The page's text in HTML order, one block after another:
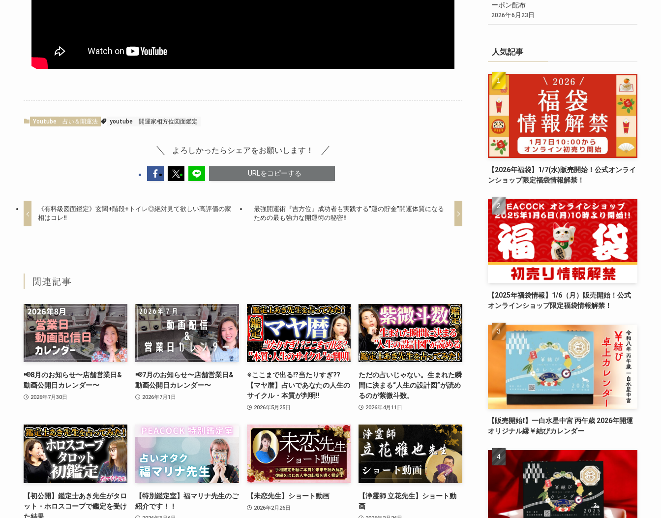
Youtube 占い＆開運法 youtube 開運家相方位図面鑑定
よろしかったらシェアをお願いします！
URLをコピーする
《有料級図面鑑定》玄関+階段+トイレ◎絶対見て欲しい高評価の家
相はコレ‼️
最強開運術『吉方位』成功者も実践する”運の貯金”開運体質になる
ための最も強力な開運術の秘密‼️
関連記事
📢8月のお知らせ〜店舗営業日&
動画公開日カレンダー〜
2026年7月30日
📢7月のお知らせ〜店舗営業日&
動画公開日カレンダー〜
2026年7月1日
※ここまで出る⁉︎当たりすぎ⁇
【マヤ暦】占いであなたの人生の
サイクル・本質が判明‼️
2026年5月25日
ただの占いじゃない。生まれた瞬
間に決まる“人生の設計図”が読め
るのが紫微斗数。
2026年4月11日
【初公開】鑑定士あき先生がタロ
ット・ホロスコープで鑑定を受け
【特別鑑定室】福マリナ先生のご
紹介です！！
【未恋先生】ショート動画
2026年2月26日
【浄霊師 立花先生】ショート動
画
ーポン配布
2026年6月23日
人気記事
【2026年福袋】1/7(水)販売開始！公式オンライ
ンショップ限定福袋情報解禁！
【2025年福袋情報】1/6（月）販売開始！公式
オンラインショップ限定福袋情報解禁！
【販売開始❗️】一白水星中宮 丙午歳 2026年開運
オリジナル縁￥結びカレンダー